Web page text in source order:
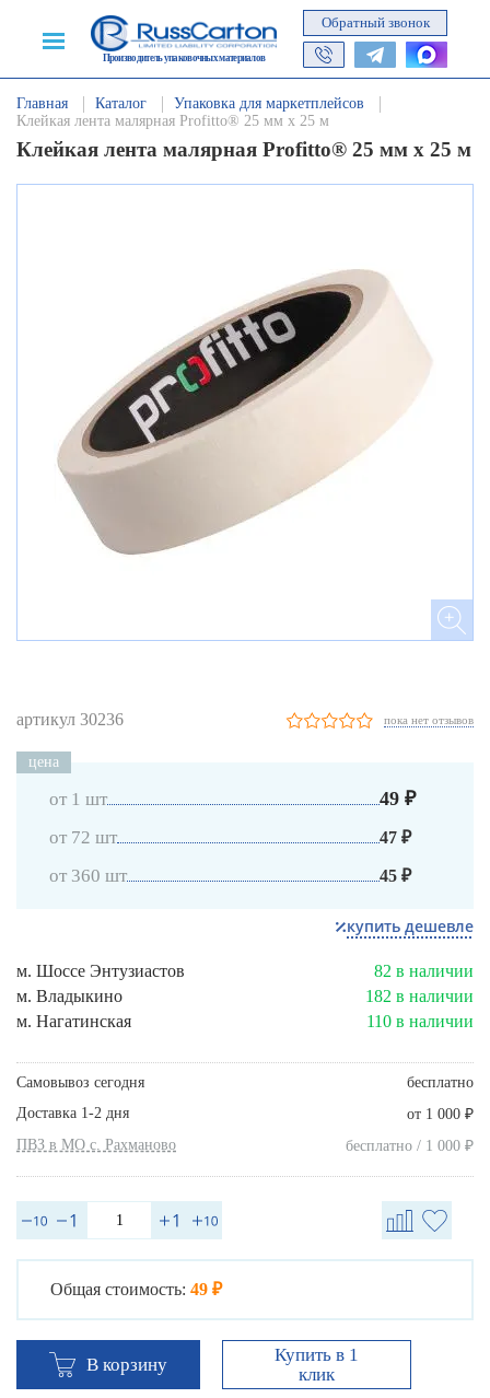
Производитель упаковочных материалов
Обратный звонок
Главная Каталог
Упаковка для маркетплейсов
Клейкая лента малярная Profitto® 25 мм х 25 м
Клейкая лента малярная Profitto® 25 мм х 25 м
артикул 30236 пока нет отзывов
цена
от 1 шт 49 ₽
от 72 шт 47 ₽
от 360 шт 45 ₽
купить дешевле
м. Шоссе Энтузиастов
82 в наличии
м. Владыкино
182 в наличии
м. Нагатинская
110 в наличии
Самовывоз сегодня
бесплатно
Доставка 1-2 дня
от 1 000 ₽
ПВЗ в МО с. Рахманово бесплатно / 1 000 ₽
Общая стоимость: 49 ₽
В корзину
Купить в 1
клик